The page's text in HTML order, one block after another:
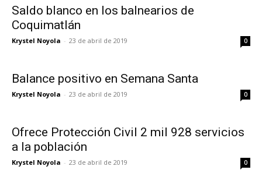
Saldo blanco en los balnearios de
Coquimatlán
Krystel Noyola - 23 de abril de 2019 0
Balance positivo en Semana Santa
Krystel Noyola - 23 de abril de 2019 0
Ofrece Protección Civil 2 mil 928 servicios
a la población
Krystel Noyola - 23 de abril de 2019 0